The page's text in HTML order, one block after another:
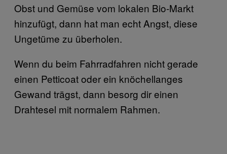
Obst und Gemüse vom lokalen Bio-Markt
hinzufügt, dann hat man echt Angst, diese
Ungetüme zu überholen.
Wenn du beim Fahrradfahren nicht gerade
einen Petticoat oder ein knöchellanges
Gewand trägst, dann besorg dir einen
Drahtesel mit normalem Rahmen.